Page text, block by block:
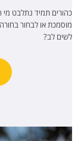
כהורים תמיד נתלבט
מוסמכת או לבחור
לשים לב?